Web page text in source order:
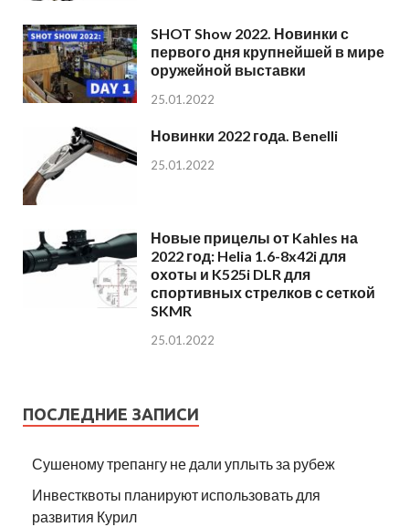
SHOT Show 2022. Новинки с
первого дня крупнейшей в мире
оружейной выставки
25.01.2022
Новинки 2022 года. Benelli
25.01.2022
Новые прицелы от Kahles на
2022 год: Helia 1.6-8x42i для
охоты и K525i DLR для
спортивных стрелков с сеткой
SKMR
25.01.2022
ПОСЛЕДНИЕ ЗАПИСИ
Сушеному трепангу не дали уплыть за рубеж
Инвестквоты планируют использовать для
развития Курил